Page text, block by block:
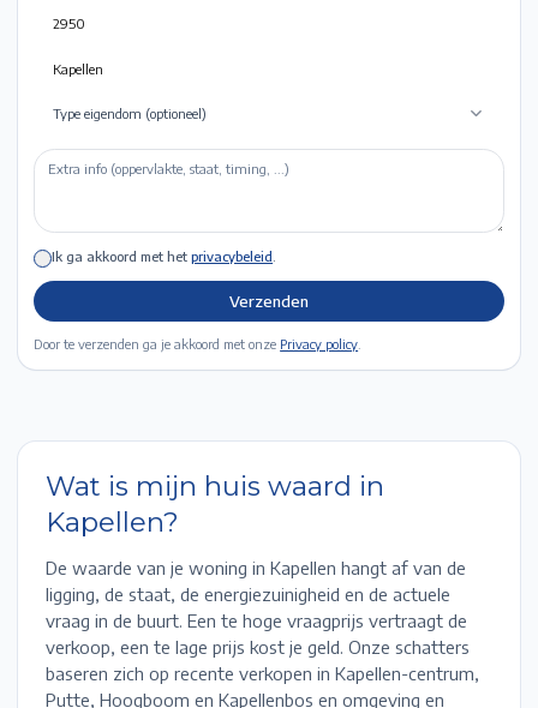
Type eigendom (optioneel)
Ik ga akkoord met het privacybeleid
Verzenden
Door te verzenden ga je akkoord met onze Privacy policy
Wat is mijn huis waard in
Kapellen?
De waarde van je woning in Kapellen hangt af van de
ligging, de staat, de energiezuinigheid en de actuele
vraag in de buurt. Een te hoge vraagprijs vertraagt de
verkoop, een te lage prijs kost je geld. Onze schatters
baseren zich op recente verkopen in Kapellen-centrum,
Putte, Hoogboom en Kapellenbos en omgeving en